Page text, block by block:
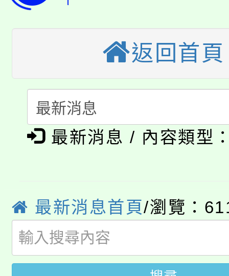
半價優惠，詳情可洽有
份教師增能研習
大溪自造教育及科技
份教師研習
淨零綠生活教案入校路
會
115年食農教育專業人
程
「本色祭」8/29、30在
場熱烈登場!
8/21下午1時於龍潭區
局官網。
開!
115年桃園市運動會8/
田徑場及游泳池舉行。
桃園市低收入戶享有免
視費優惠，中低收入戶
大園自造教育及科技中
返回首頁
最新消息 / 內容類型
最新消息首頁/瀏覽：